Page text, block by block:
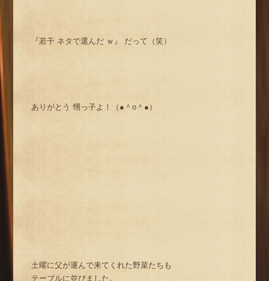
『若干 ネタで選んだ ｗ』 だって（笑）
ありがとう 甥っ子よ！（●＾o＾●）
土曜に父が運んで来てくれた野菜たちも
テーブルに並びました。